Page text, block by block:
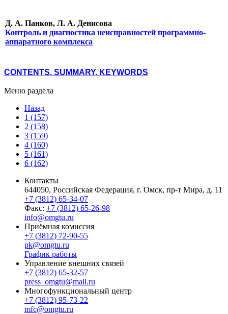
Д. А. Панков, Л. А. Денисова
Контроль и диагностика неисправностей программно-
аппаратного комплекса
CONTENTS. SUMMARY. KEYWORDS
Меню раздела
Назад
1 (157)
2 (158)
3 (159)
4 (160)
5 (161)
6 (162)
Контакты
644050, Российская Федерация, г. Омск, пр-т Мира, д. 11
+7 (3812) 65-34-07
Факс: +7 (3812) 65-26-98
info@omgtu.ru
Приёмная комиссия
+7 (3812) 72-90-55
pk@omgtu.ru
График работы
Управление внешних связей
+7 (3812) 65-32-57
press_omgtu@mail.ru
Многофункциональный центр
+7 (3812) 95-73-22
mfc@omgtu.ru